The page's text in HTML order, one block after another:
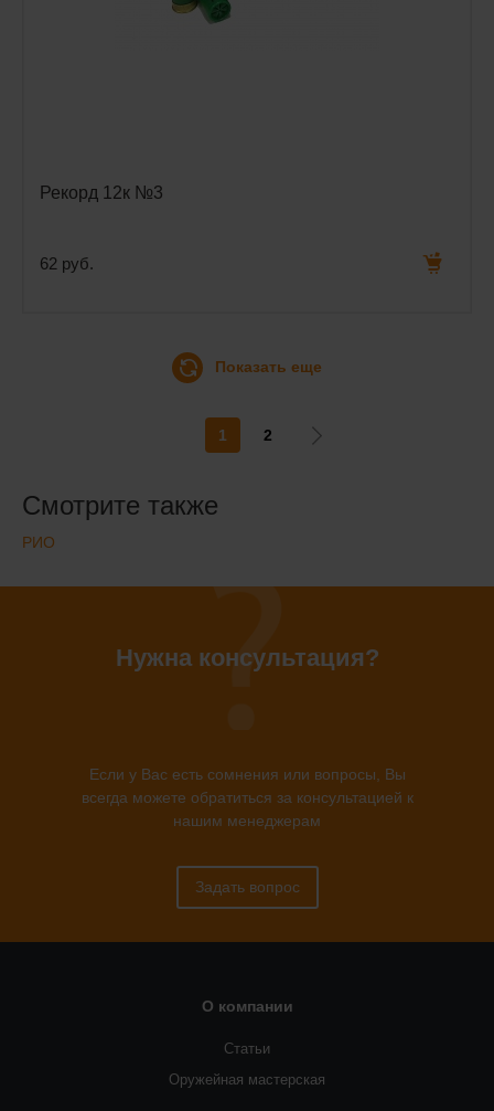
Рекорд 12к №3
62 руб.
Показать еще
1 2
Смотрите также
РИО
Нужна консультация?
Если у Вас есть сомнения или вопросы, Вы
всегда можете обратиться за консультацией к
нашим менеджерам
Задать вопрос
О компании
Статьи
Оружейная мастерская